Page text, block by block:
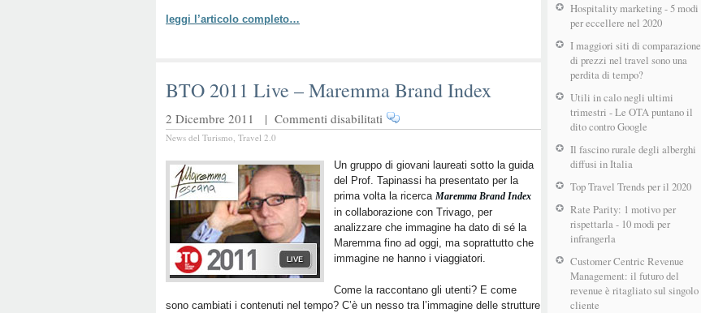
Hospitality marketing - 5 modi
per eccellere nel 2020
I maggiori siti di comparazione
di prezzi nel travel sono una
perdita di tempo?
Utili in calo negli ultimi
trimestri - Le OTA puntano il
dito contro Google
Il fascino rurale degli alberghi
diffusi in Italia
Top Travel Trends per il 2020
Rate Parity: 1 motivo per
rispettarla - 10 modi per
infrangerla
Customer Centric Revenue
Management: il futuro del
revenue è ritagliato sul singolo
cliente
leggi l’articolo completo…
BTO 2011 Live – Maremma Brand Index
2 Dicembre 2011 | Commenti disabilitati su
BTO
Live
–
Maremma
Brand
Index
News del Turismo, Travel 2.0
Un gruppo di giovani laureati sotto la guida
del Prof. Tapinassi ha presentato per la
prima volta la ricerca Maremma Brand Index
in collaborazione con Trivago, per
analizzare che immagine ha dato di sé la
Maremma fino ad oggi, ma soprattutto che
immagine ne hanno i viaggiatori.
Come la raccontano gli utenti? E come
sono cambiati i contenuti nel tempo? C’è un nesso tra l’immagine delle strutture